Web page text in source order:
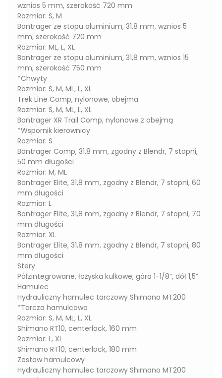
wznios 5 mm, szerokość 720 mm
Rozmiar: S, M
Bontrager ze stopu aluminium, 31,8 mm, wznios 5
mm, szerokość 720 mm
Rozmiar: ML, L, XL
Bontrager ze stopu aluminium, 31,8 mm, wznios 15
mm, szerokość 750 mm
*Chwyty
Rozmiar: S, M, ML, L, XL
Trek Line Comp, nylonowe, obejma
Rozmiar: S, M, ML, L, XL
Bontrager XR Trail Comp, nylonowe z obejmą
*Wspornik kierownicy
Rozmiar: S
Bontrager Comp, 31,8 mm, zgodny z Blendr, 7 stopni,
50 mm długości
Rozmiar: M, ML
Bontrager Elite, 31,8 mm, zgodny z Blendr, 7 stopni, 60
mm długości
Rozmiar: L
Bontrager Elite, 31,8 mm, zgodny z Blendr, 7 stopni, 70
mm długości
Rozmiar: XL
Bontrager Elite, 31,8 mm, zgodny z Blendr, 7 stopni, 80
mm długości
Stery
Półzintegrowane, łożyska kulkowe, góra 1-1/8”, dół 1,5”
Hamulec
Hydrauliczny hamulec tarczowy Shimano MT200
*Tarcza hamulcowa
Rozmiar: S, M, ML, L, XL
Shimano RT10, centerlock, 160 mm
Rozmiar: L, XL
Shimano RT10, centerlock, 180 mm
Zestaw hamulcowy
Hydrauliczny hamulec tarczowy Shimano MT200